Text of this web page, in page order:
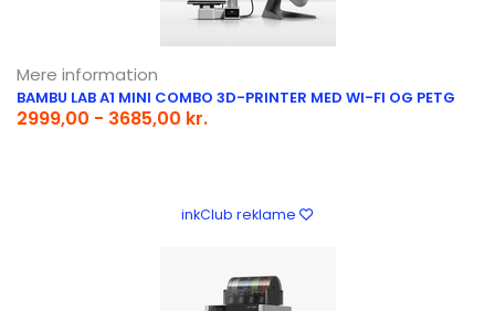
Mere information
BAMBU LAB A1 MINI COMBO 3D-PRINTER MED WI-FI OG PETG
2999,00 - 3685,00 kr.
inkClub reklame